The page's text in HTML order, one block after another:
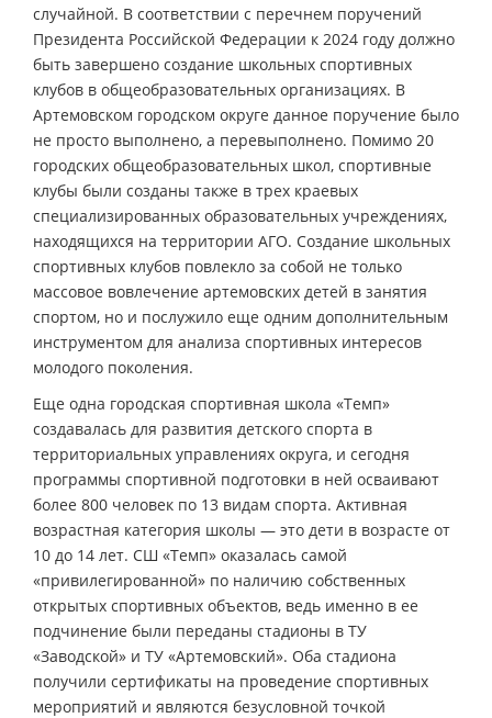
случайной. В соответствии с перечнем поручений
Президента Российской Федерации к 2024 году должно
быть завершено создание школьных спортивных
клубов в общеобразовательных организациях. В
Артемовском городском округе данное поручение было
не просто выполнено, а перевыполнено. Помимо 20
городских общеобразовательных школ, спортивные
клубы были созданы также в трех краевых
специализированных образовательных учреждениях,
находящихся на территории АГО. Создание школьных
спортивных клубов повлекло за собой не только
массовое вовлечение артемовских детей в занятия
спортом, но и послужило еще одним дополнительным
инструментом для анализа спортивных интересов
молодого поколения.
Еще одна городская спортивная школа «Темп»
создавалась для развития детского спорта в
территориальных управлениях округа, и сегодня
программы спортивной подготовки в ней осваивают
более 800 человек по 13 видам спорта. Активная
возрастная категория школы — это дети в возрасте от
10 до 14 лет. СШ «Темп» оказалась самой
«привилегированной» по наличию собственных
открытых спортивных объектов, ведь именно в ее
подчинение были переданы стадионы в ТУ
«Заводской» и ТУ «Артемовский». Оба стадиона
получили сертификаты на проведение спортивных
мероприятий и являются безусловной точкой